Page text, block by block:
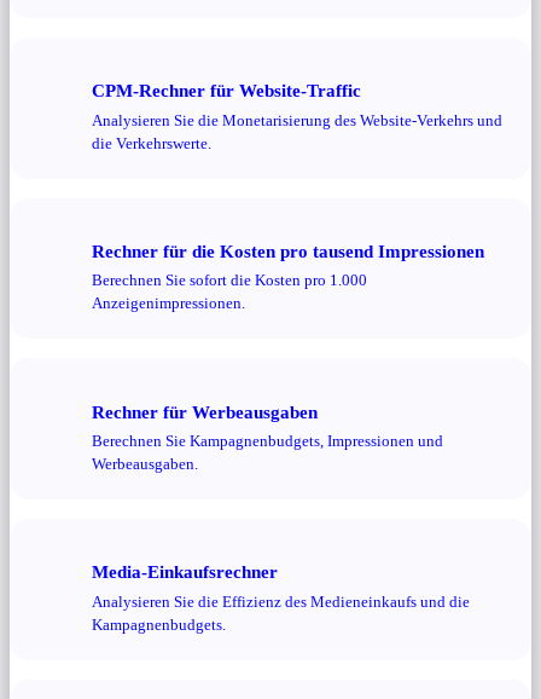
CPM-Rechner für Website-Traffic
Analysieren Sie die Monetarisierung des Website-Verkehrs und
die Verkehrswerte.
Rechner für die Kosten pro tausend Impressionen
Berechnen Sie sofort die Kosten pro 1.000
Anzeigenimpressionen.
Rechner für Werbeausgaben
Berechnen Sie Kampagnenbudgets, Impressionen und
Werbeausgaben.
Media-Einkaufsrechner
Analysieren Sie die Effizienz des Medieneinkaufs und die
Kampagnenbudgets.